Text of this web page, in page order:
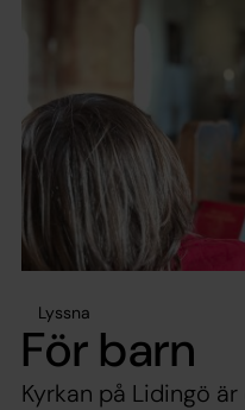
Lyssna
För barn
Kyrkan på Lidingö